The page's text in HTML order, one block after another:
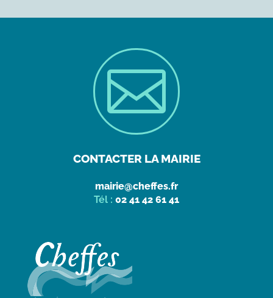

CONTACTER LA MAIRIE
mairie@cheffes.fr
Tél : 02 41 42 61 41